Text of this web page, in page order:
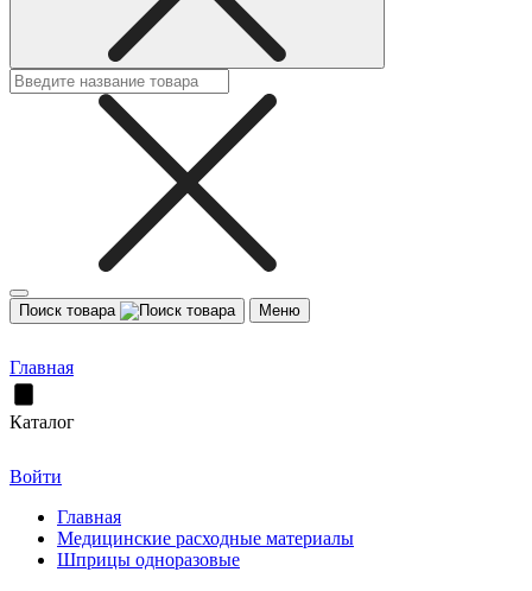
Поиск товара Меню
Главная
Каталог
Войти
Главная
Медицинские расходные материалы
Шприцы одноразовые